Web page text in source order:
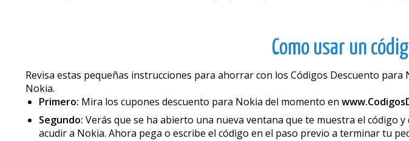
Como usar un
Revisa estas pequeñas instrucciones para ahorrar con los Códigos Descuento
Nokia.
Primero: Mira los cupones descuento para Nokia del momento en
Segundo: Verás que se ha abierto una nueva ventana que te muestra el código
acudir a Nokia. Ahora pega o escribe el código en el paso previo a terminar tu